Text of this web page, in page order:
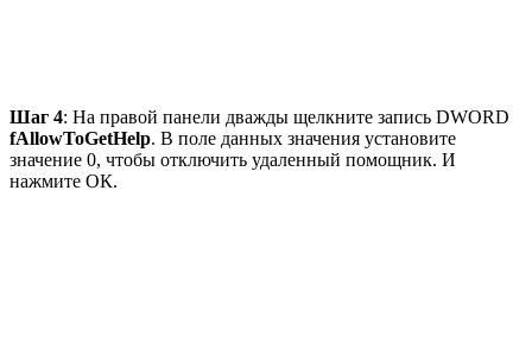
Шаг 4: На правой панели дважды щелкните запись DWORD
fAllowToGetHelp. В поле данных значения установите
значение 0, чтобы отключить удаленный помощник. И
нажмите ОК.